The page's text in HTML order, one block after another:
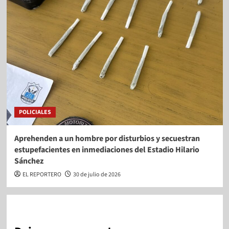
POLICIALES
Aprehenden a un hombre por disturbios y secuestran
estupefacientes en inmediaciones del Estadio Hilario
Sánchez
EL REPORTERO 30 de julio de 2026